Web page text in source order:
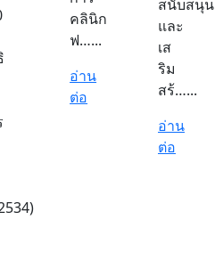
คลินิก
ฟ…...
อ่าน
ต่อ
สนับสนุน
และ
เส
ริม
สร้…...
อ่าน
ต่อ